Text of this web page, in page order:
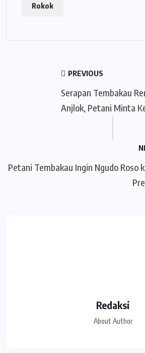
Rokok
PREVIOUS
Serapan Tembakau
Anjlok, Petani Minta
Petani Tembakau Ingin Ngudo Roso
Redaksi
About Author